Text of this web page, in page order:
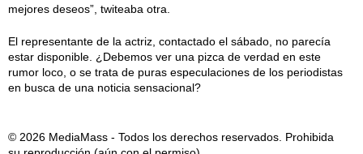
mejores deseos”, twiteaba otra.
El representante de la actriz, contactado el sábado, no parecía
estar disponible. ¿Debemos ver una pizca de verdad en este
rumor loco, o se trata de puras especulaciones de los periodistas
en busca de una noticia sensacional?
© 2026 MediaMass - Todos los derechos reservados. Prohibida